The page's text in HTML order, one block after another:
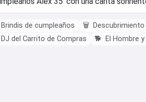
Brindis de cumpleaños 🗑️
DJ del Carrito de Compras 🐕 El Hombre